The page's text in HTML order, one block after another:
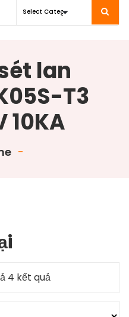
lan
T3
10KA
-
4 kết quả